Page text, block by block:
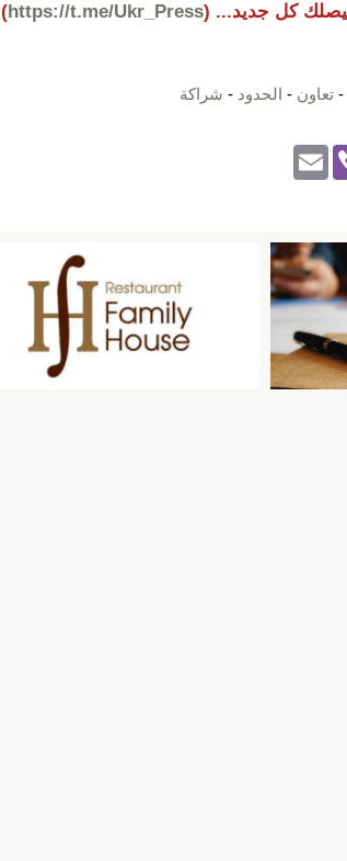
كل جديد... (
https://t.me/Ukr_Press
)
- تعاون - الحدود - شراكة
Vi